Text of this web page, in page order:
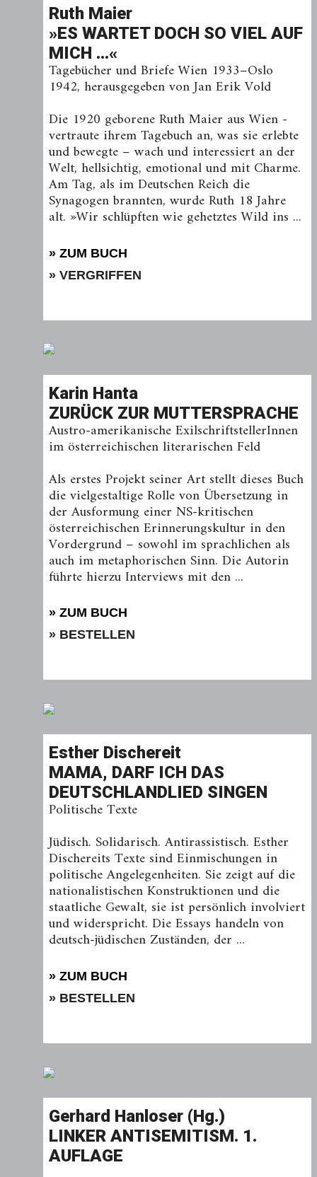
Ruth Maier
»ES WARTET DOCH SO VIEL AUF
MICH …«
Tagebücher und Briefe Wien 1933–Oslo
1942, herausgegeben von Jan Erik Vold
Die 1920 geborene Ruth Maier aus Wien ­
vertraute ­ihrem Tagebuch an, was sie erlebte
und ­bewegte – wach und interessiert an der
Welt, ­hellsichtig, emotio­nal und mit Charme.
Am Tag, als im ­Deutschen Reich die
Synagogen brannten, wurde Ruth 18 Jahre
alt. »Wir schlüpften wie gehetztes Wild ins ...
» ZUM BUCH
» VERGRIFFEN
Karin Hanta
ZURÜCK ZUR MUTTERSPRACHE
Austro-amerikanische ExilschriftstellerInnen
im österreichischen literarischen Feld
Als erstes Projekt seiner Art stellt dieses Buch
die viel­gestal­tige Rolle von Übersetzung in
der Ausformung einer NS-­kritischen
österreichischen Erinnerungskultur in den
Vorder­grund – sowohl im sprachlichen als
auch im meta­phorischen Sinn. Die Autorin
führte hierzu Interviews mit den ...
» ZUM BUCH
» BESTELLEN
Esther Dischereit
MAMA, DARF ICH DAS
DEUTSCHLANDLIED SINGEN
Politische Texte
Jüdisch. Solidarisch. Antirassistisch. Esther
Dischereits Texte sind Einmischungen in
politische Angelegenheiten. Sie zeigt auf die
nationalistischen Konstruktionen und die
staatliche Gewalt, sie ist persönlich involviert
und widerspricht. Die Essays handeln von
deutsch-jüdischen Zuständen, der ...
» ZUM BUCH
» BESTELLEN
Gerhard Hanloser (Hg.)
LINKER ANTISEMITISM. 1.
AUFLAGE